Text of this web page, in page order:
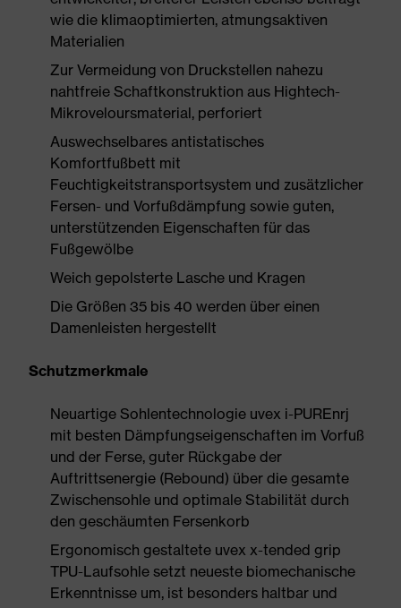
wie die klimaoptimierten, atmungsaktiven
Materialien
Zur Vermeidung von Druckstellen nahezu
nahtfreie Schaftkonstruktion aus Hightech-
Mikroveloursmaterial, perforiert
Auswechselbares antistatisches
Komfortfußbett mit
Feuchtigkeitstransportsystem und zusätzlicher
Fersen- und Vorfußdämpfung sowie guten,
unterstützenden Eigenschaften für das
Fußgewölbe
Weich gepolsterte Lasche und Kragen
Die Größen 35 bis 40 werden über einen
Damenleisten hergestellt
Schutzmerkmale
Neuartige Sohlentechnologie uvex i-PUREnrj
mit besten Dämpfungseigenschaften im Vorfuß
und der Ferse, guter Rückgabe der
Auftrittsenergie (Rebound) über die gesamte
Zwischensohle und optimale Stabilität durch
den geschäumten Fersenkorb
Ergonomisch gestaltete uvex x-tended grip
TPU-Laufsohle setzt neueste biomechanische
Erkenntnisse um, ist besonders haltbar und